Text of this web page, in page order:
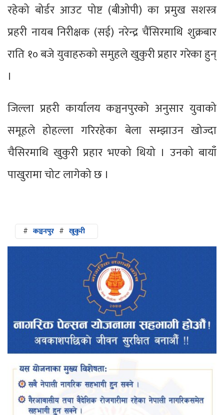
रहेको बोर्डर आउट पोष्ट (बीओपी) का प्रमुख सशस्त्र
प्रहरी नायब निरीक्षक (सई) नरेन्द्र चैंसिरमाथि शुक्रबार
राति १० बजे युवाहरुको समुहले खुकुरी प्रहार गरेका हुन्
।
जिल्ला प्रहरी कार्यालय कञ्चनपुरको अनुसार युवाको
समूहले होहल्ला गरिरहेका बेला सम्झाउन खोज्दा
चैसिरमाथि खुकुरी प्रहार भएको थियो । उनको बायाँ
पाखुरामा चोट लागेको छ ।
# कञ्चनपुर # खुकुरी